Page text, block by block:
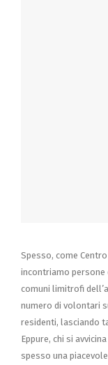
Spesso, come
incontriamo persone
comuni limitrofi
numero di volontari
residenti, lasciando
Eppure, chi si
spesso una